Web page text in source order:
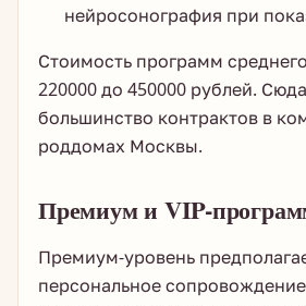
нейросонография при
Стоимость программ
220000 до 450000 рублей.
большинство контрактов в
роддомах Москвы.
Премиум и VIP-
Премиум-уровень
персональное